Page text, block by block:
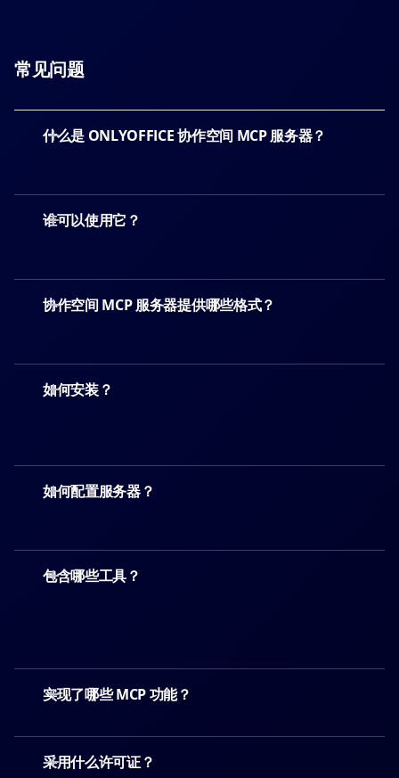
常见问题
什么是 ONLYOFFICE 协作空间 MCP 服务器？
谁可以使用它？
协作空间 MCP 服务器提供哪些格式？
如何安装？
如何配置服务器？
包含哪些工具？
实现了哪些 MCP 功能？
采用什么许可证？